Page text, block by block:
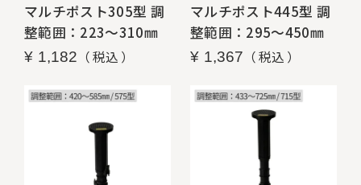
マルチポスト305型 調
整範囲：223～310㎜
¥ 1,182 税込
マルチポスト445型 調
整範囲：295～450㎜
¥ 1,367 税込